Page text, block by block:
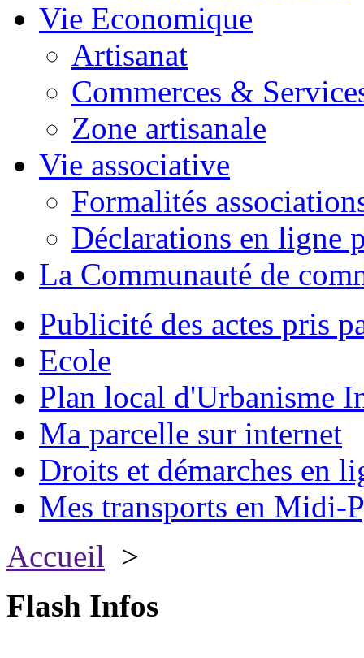
Vie Economique
Artisanat
Commerces &
Zone artisanale
Vie associative
Formalités
Déclarations en ligne
La Communauté de
Publicité des actes pris
Ecole
Plan local d'Urbanisme
Ma parcelle sur internet
Droits et démarches en
Mes transports en Midi-
Accueil >
Flash Infos